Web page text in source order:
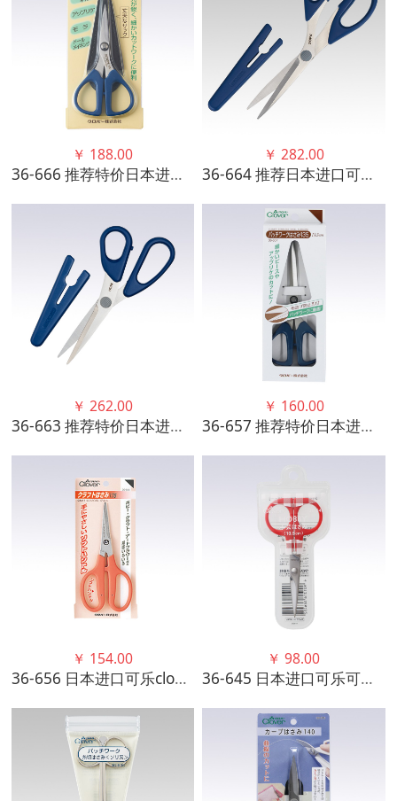
￥ 188.00
36-666 推荐特价日本进口可乐CLOVER 布艺用剪刀 (115mm)
￥ 282.00
36-664 推荐日本进口可乐工具布艺用剪刀（210mm）
￥ 262.00
36-663 推荐特价日本进口可乐CLOVER 布艺用剪刀(圆头170mm)
￥ 160.00
36-657 推荐特价日本进口可乐CLOVER 布艺用剪刀 13.5CM
￥ 154.00
36-656 日本进口可乐clover工具技能 剪刀 17.5厘米
￥ 98.00
36-645 日本进口可乐可乐工具 “Hobby”手工艺不锈钢剪刀